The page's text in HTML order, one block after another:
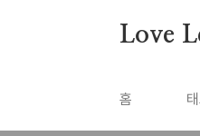
Love
홈